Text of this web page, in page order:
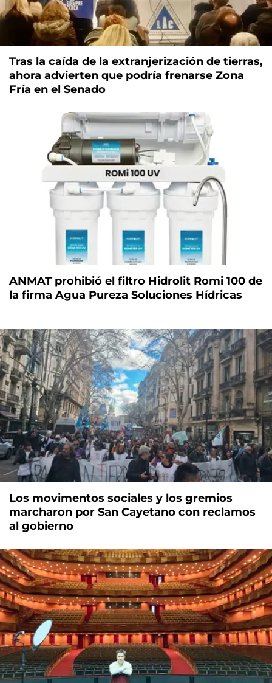
Tras la caída de la extranjerización de tierras,
ahora advierten que podría frenarse Zona
Fría en el Senado
ANMAT prohibió el filtro Hidrolit Romi 100 de
la firma Agua Pureza Soluciones Hídricas
Los movimentos sociales y los gremios
marcharon por San Cayetano con reclamos
al gobierno